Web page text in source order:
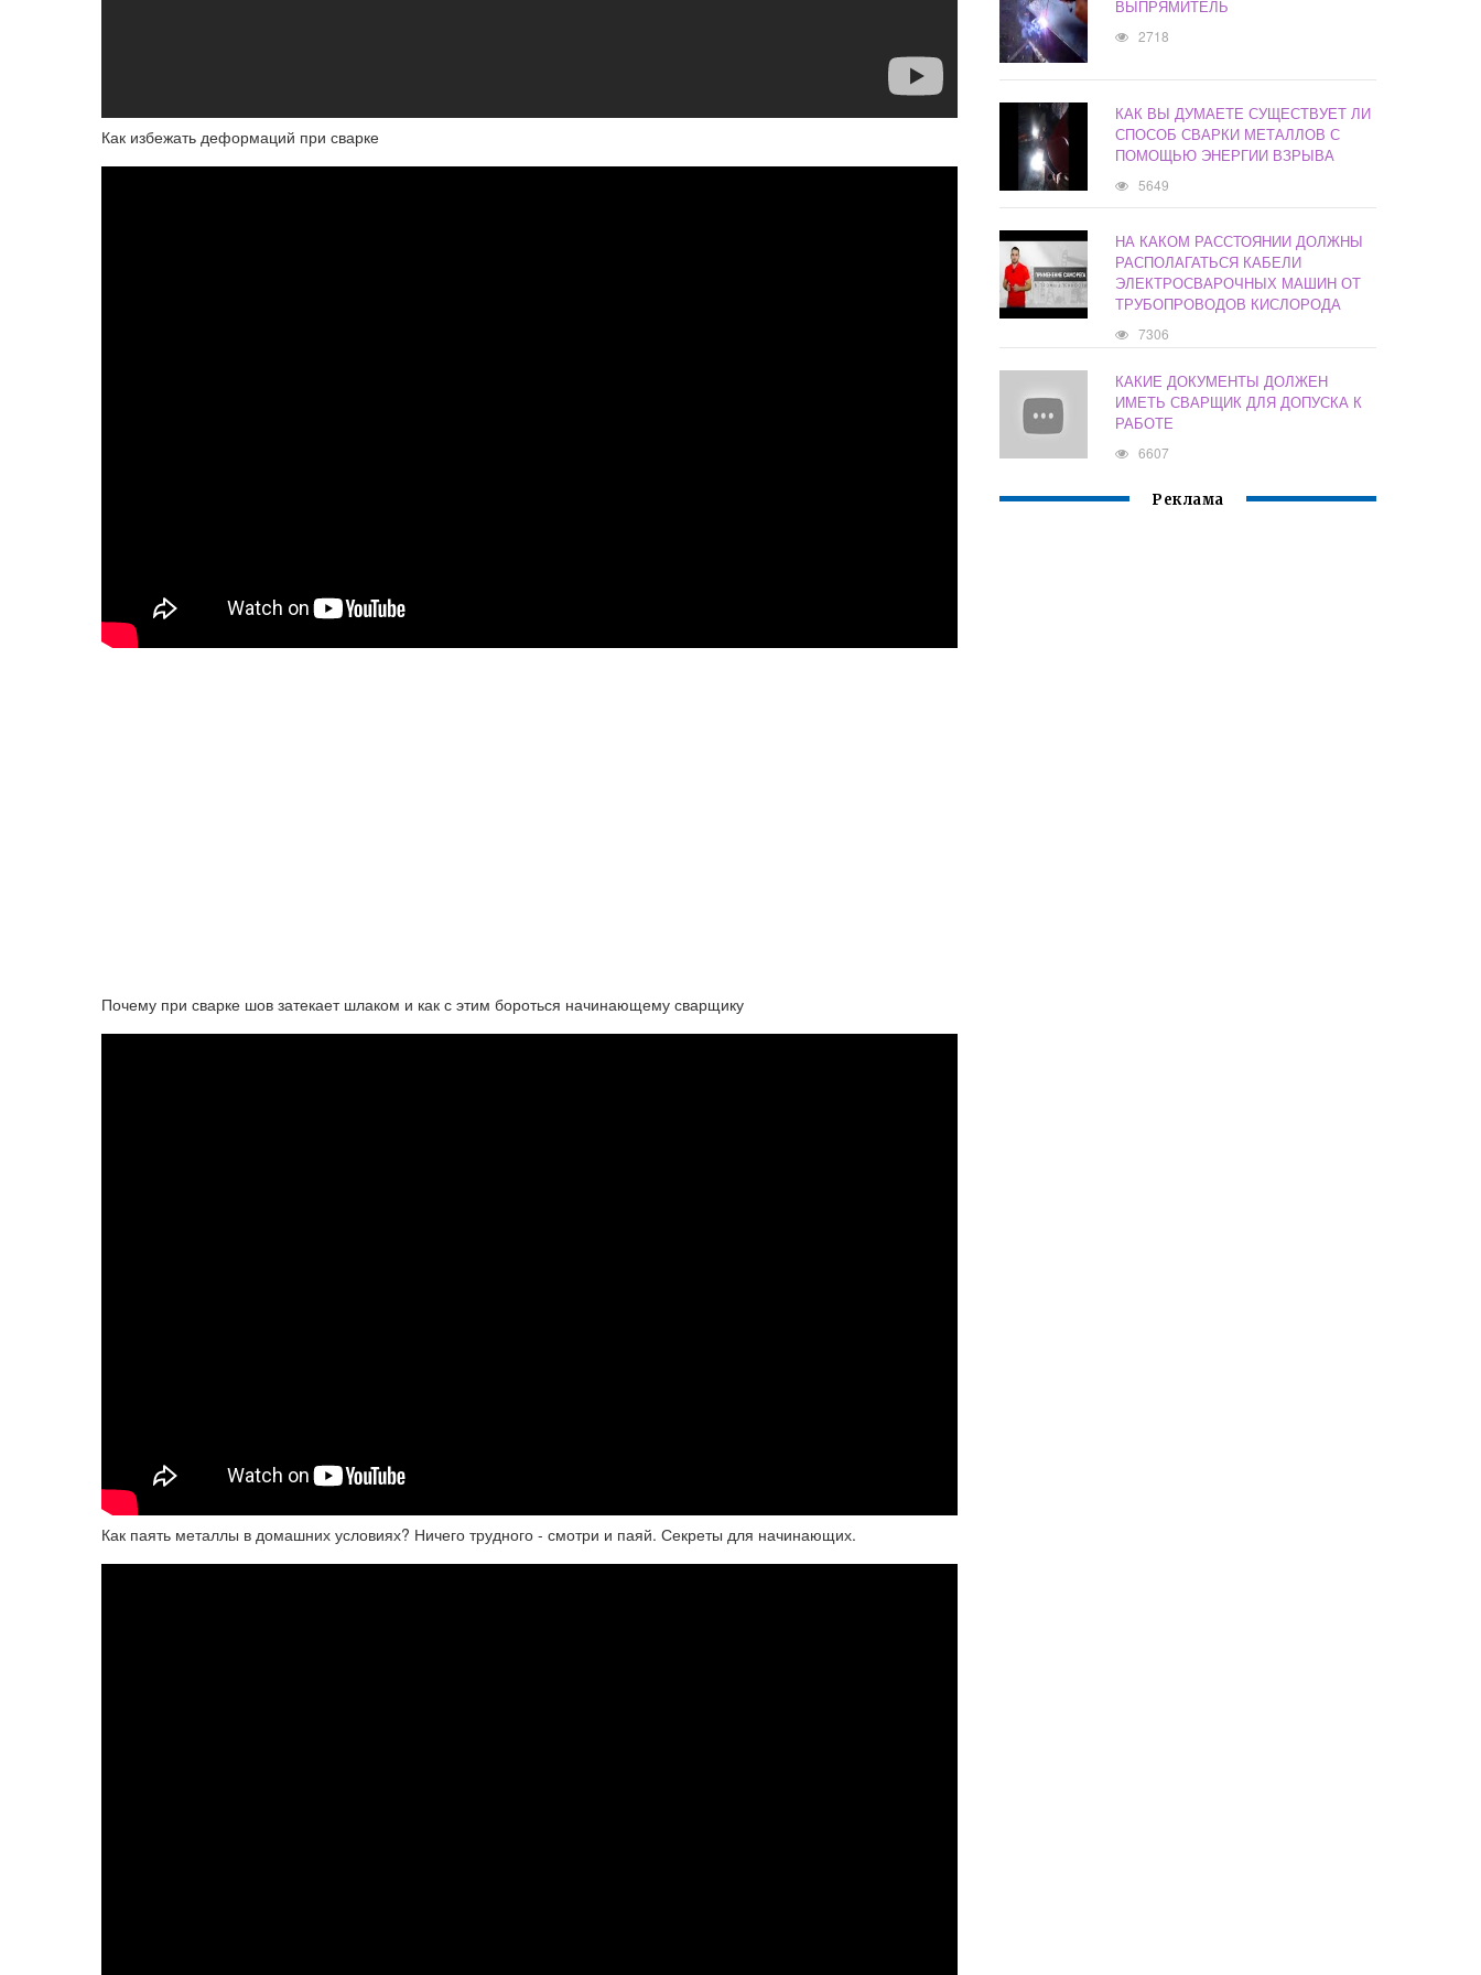
Как избежать деформаций при сварке
Почему при сварке шов затекает шлаком и как с этим бороться начинающему сварщику
Как паять металлы в домашних условиях? Ничего трудного - смотри и паяй. Секреты для начинающих.
ВЫПРЯМИТЕЛЬ
2718
КАК ВЫ ДУМАЕТЕ СУЩЕСТВУЕТ ЛИ
СПОСОБ СВАРКИ МЕТАЛЛОВ С
ПОМОЩЬЮ ЭНЕРГИИ ВЗРЫВА
5649
НА КАКОМ РАССТОЯНИИ ДОЛЖНЫ
РАСПОЛАГАТЬСЯ КАБЕЛИ
ЭЛЕКТРОСВАРОЧНЫХ МАШИН ОТ
ТРУБОПРОВОДОВ КИСЛОРОДА
7306
КАКИЕ ДОКУМЕНТЫ ДОЛЖЕН
ИМЕТЬ СВАРЩИК ДЛЯ ДОПУСКА К
РАБОТЕ
6607
Реклама